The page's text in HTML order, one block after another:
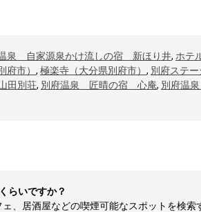
泉 自家源泉かけ流しの宿 新ほり井, ホ
府市） , 極楽寺（大分県別府市） , 別府ステ
田別荘, 別府温泉 匠晴の宿 心庵, 別府温
らいですか？
、居酒屋などの喫煙可能なスポットを検